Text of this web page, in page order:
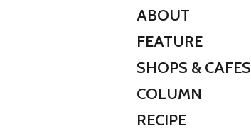
ABOUT
FEATURE
SHOPS & CAFES
COLUMN
RECIPE